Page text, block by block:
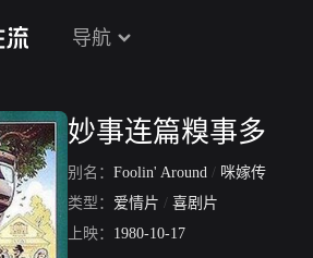
导航
妙事连篇糗事多
别名： Foolin' Around / 咪嫁传
类型： 爱情片 / 喜剧片
上映： 1980-10-17